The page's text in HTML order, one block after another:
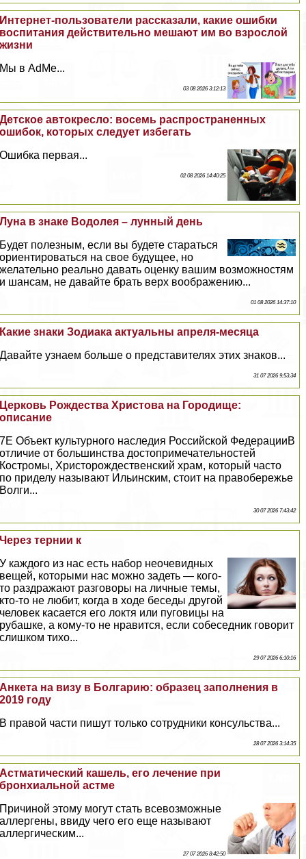
Интернет-пользователи рассказали, какие ошибки
воспитания действительно мешают им во взрослой
жизни
Мы в AdMe...
03 08 2026 3:12:13
Детское автокресло: восемь распространенных
ошибок, которых следует избегать
Ошибка первая...
02 08 2026 14:40:25
Луна в знаке Водолея – лунный день
Будет полезным, если вы будете стараться
ориентироваться на свое будущее, но
желательно реально давать оценку вашим возможностям
и шансам, не давайте брать верх воображению...
01 08 2026 14:37:10
Какие знаки Зодиака актуальны апреля-месяца
Давайте узнаем больше о представителях этих знаков...
31 07 2026 9:53:34
Церковь Рождества Христова на Городище:
описание
7E Объект культурного наследия Российской ФедерацииВ
отличие от большинства достопримечательностей
Костромы, Христорождественский храм, который часто
по приделу называют Ильинским, стоит на правобережье
Волги...
30 07 2026 7:43:42
Через тернии к
У каждого из нас есть набор неочевидных
вещей, которыми нас можно задеть — кого-
то раздражают разговоры на личные темы,
кто-то не любит, когда в ходе беседы другой
человек касается его локтя или пуговицы на
рубашке, а кому-то не нравится, если собеседник говорит
слишком тихо...
29 07 2026 6:10:16
Анкета на визу в Болгарию: образец заполнения в
2019 году
В правой части пишут только сотрудники консульства...
28 07 2026 3:14:35
Астматический кашель, его лечение при
бронхиальной астме
Причиной этому могут стать всевозможные
аллергены, ввиду чего его еще называют
аллергическим...
27 07 2026 8:42:50